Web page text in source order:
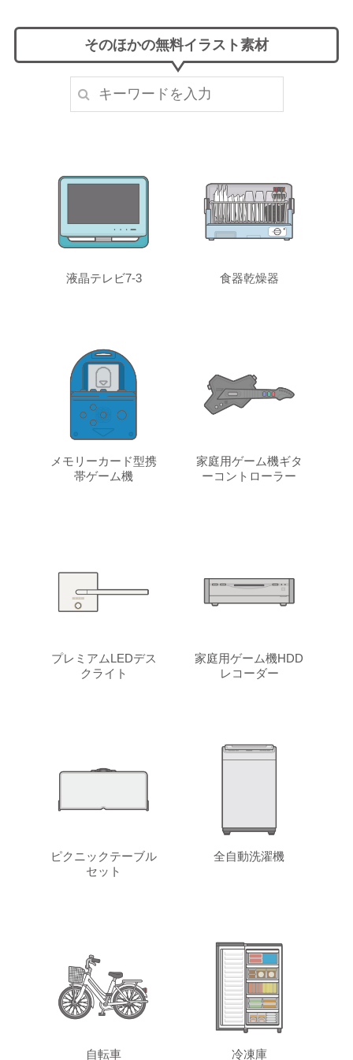
そのほかの無料イラスト素材
液晶テレビ7-3 食器乾燥器
メモリーカード型携
帯ゲーム機
家庭用ゲーム機ギタ
ーコントローラー
プレミアムLEDデス
クライト
家庭用ゲーム機HDD
レコーダー
ピクニックテーブル
セット
全自動洗濯機
自転車 冷凍庫